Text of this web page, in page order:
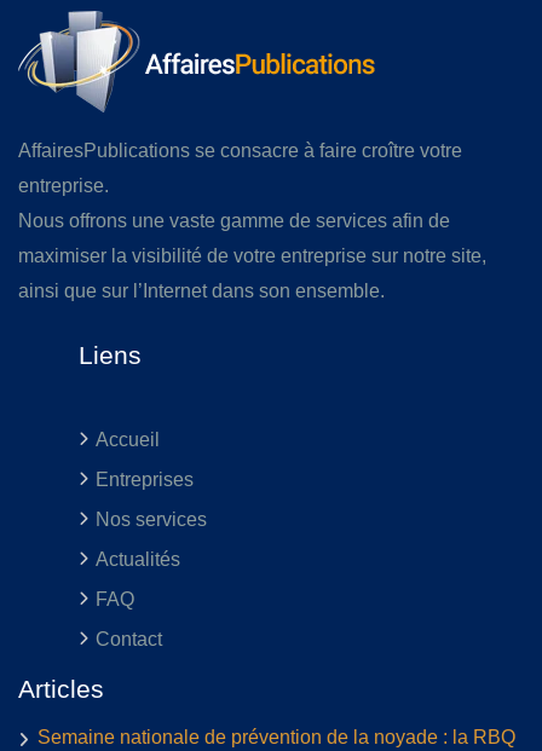
AffairesPublications se consacre à faire croître votre
entreprise.
Nous offrons une vaste gamme de services afin de
maximiser la visibilité de votre entreprise sur notre site,
ainsi que sur l’Internet dans son ensemble.
Liens
Accueil
Entreprises
Nos services
Actualités
FAQ
Contact
Articles
Semaine nationale de prévention de la noyade : la RBQ